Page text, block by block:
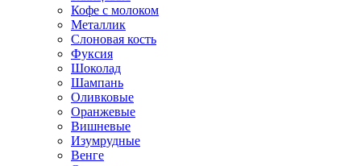
Кофе с молоком
Металлик
Слоновая кость
Фуксия
Шоколад
Шампань
Оливковые
Оранжевые
Вишневые
Изумрудные
Венге